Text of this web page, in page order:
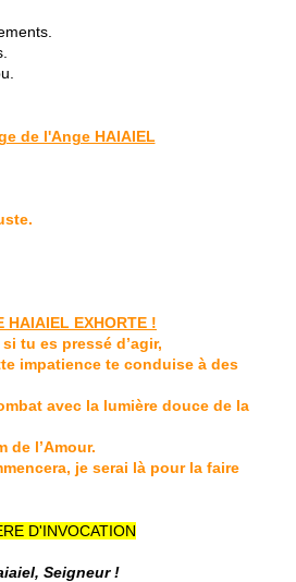
de l'Ange HAIAIEL
HAIAIEL EXHORTE !
tu es pressé d’agir,
impatience te conduise à des
avec la lumière douce de la
de l’Amour.
je serai là pour la faire
D'INVOCATION
Seigneur !